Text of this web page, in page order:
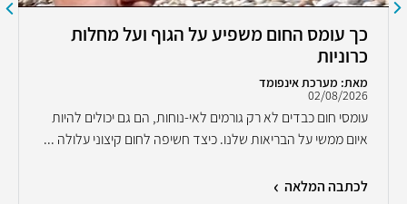
כך עומס החום משפיע על הגוף ועל מחלות
כרוניות
מאת: מערכת אינפומד
02/08/2026
עומסי חום כבדים לא רק גורמים לאי-נוחות, הם גם יכולים להיות
איום ממשי על הבריאות שלנו. כיצד חשיפה לחום קיצוני עלולה ...
לכתבה המלאה